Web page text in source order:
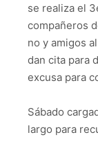
se realiza el
compañeros
no y amigos
dan cita para
excusa para
Sábado
largo para